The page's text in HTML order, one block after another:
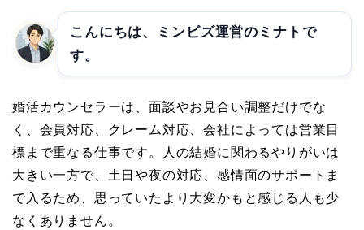
こんにちは、ミンビズ運営のミナトで
す。
婚活カウンセラーは、面談やお見合い調整だけでな
く、会員対応、クレーム対応、会社によっては営業目
標まで重なる仕事です。人の結婚に関わるやりがいは
大きい一方で、土日や夜の対応、感情面のサポートま
で入るため、思っていたより大変かもと感じる人も少
なくありません。